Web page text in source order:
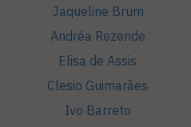
Jaqueline Brum
Andréa Rezende
Elisa de Assis
Clesio Guimarães
Ivo Barreto